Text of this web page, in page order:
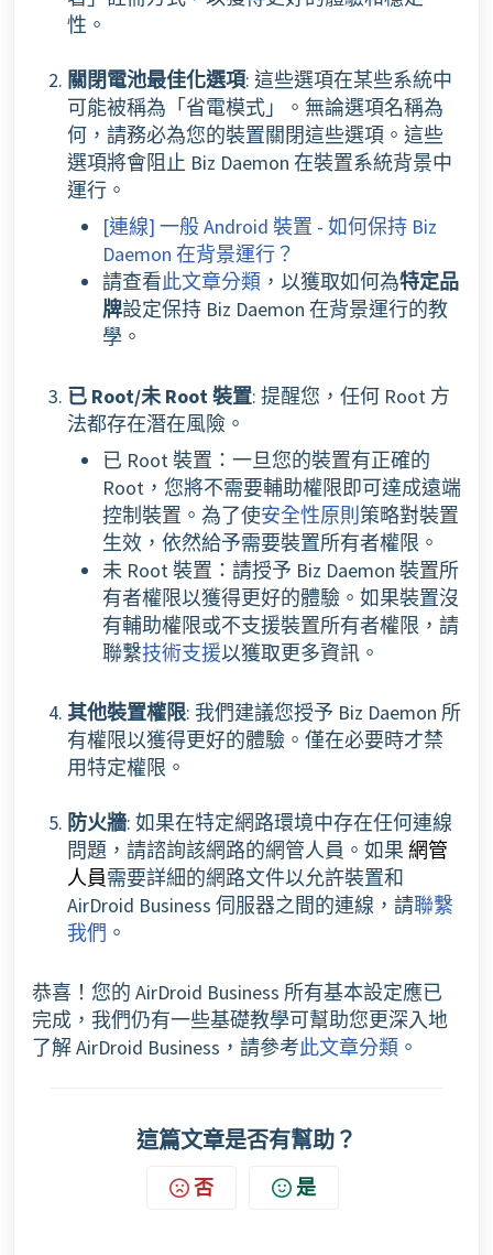
性。
關閉電池最佳化選項: 這些選項在某些系統中
可能被稱為「省電模式」。無論選項名稱為
何，請務必為您的裝置關閉這些選項。這些
選項將會阻止 Biz Daemon 在裝置系統背景中
運行。
[連線] 一般 Android 裝置 - 如何保持 Biz
Daemon 在背景運行？
請查看此文章分類 ，以獲取如何為特定品
牌設定保持 Biz Daemon 在背景運行的教
學。
已 Root/未 Root 裝置: 提醒您，任何 Root 方
法都存在潛在風險。
已 Root 裝置：一旦您的裝置有正確的
Root，您將不需要輔助權限即可達成遠端
控制裝置。為了使安全性原則 策略對裝置
生效，依然給予需要裝置所有者權限。
未 Root 裝置：請授予 Biz Daemon 裝置所
有者權限以獲得更好的體驗。如果裝置沒
有輔助權限或不支援裝置所有者權限，請
聯繫技術支援以獲取更多資訊。
其他裝置權限: 我們建議您授予 Biz Daemon 所
有權限以獲得更好的體驗。僅在必要時才禁
用特定權限。
防火牆: 如果在特定網路環境中存在任何連線
問題，請諮詢該網路的網管人員。如果 網管
人員需要詳細的網路文件以允許裝置和
AirDroid Business 伺服器之間的連線 ，請聯繫
我們 。
恭喜！您的 AirDroid Business 所有基本設定應已
完成，我們仍有一些基礎教學可幫助您更深入地
了解 AirDroid Business，請參考此文章分類 。
這篇文章是否有幫助？
否 是